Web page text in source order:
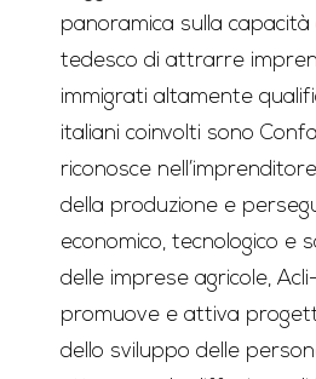
panoramica sulla
tedesco di attrarre
immigrati altamente
italiani coinvolti sono
riconosce
della produzione e
economico, tecnologico e
delle imprese agricole,
promuove e attiva
dello sviluppo delle